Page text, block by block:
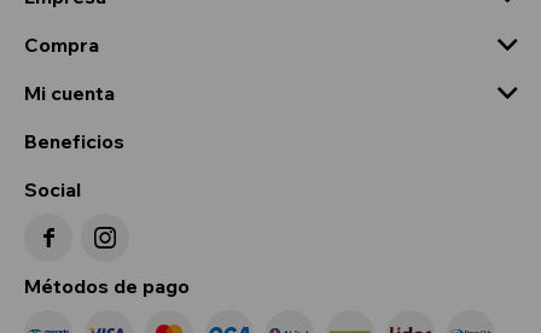
Compra
Mi cuenta
Beneficios
Social
 
Métodos de pago